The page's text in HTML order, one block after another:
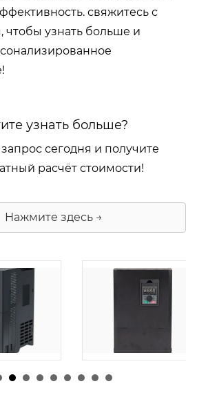
свяжитесь с
чтобы узнать больше и
узнать больше?
запрос сегодня и получите
расчёт стоимости!
Нажмите здесь →
1 月,
由admin |29 1 月,